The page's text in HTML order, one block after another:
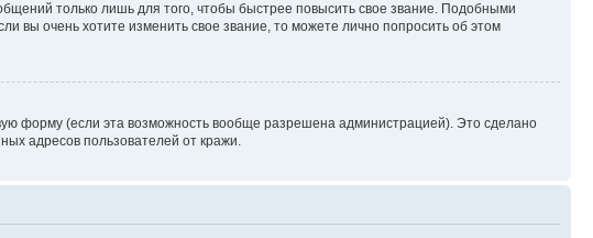
только лишь для того, чтобы быстрее повысить свое звание. Подобными
вы очень хотите изменить свое звание, то можете лично попросить об этом
форму (если эта возможность вообще разрешена администрацией). Это сделано
адресов пользователей от кражи.